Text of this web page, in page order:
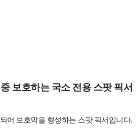
보호하는 국소 전용 스팟 픽서
어 보호막을 형성하는 스팟 픽서입니다.